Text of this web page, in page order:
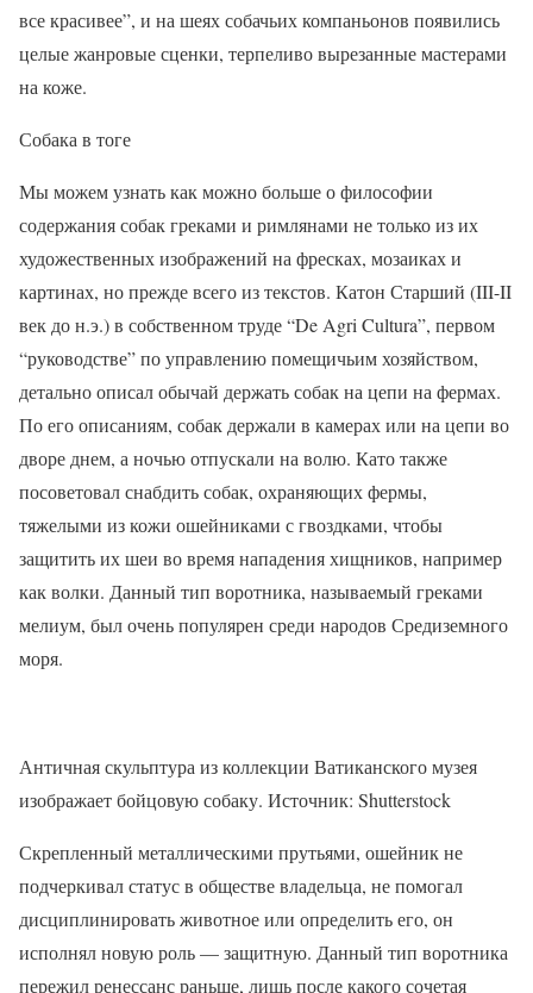
все красивее”, и на шеях собачьих компаньонов появились
целые жанровые сценки, терпеливо вырезанные мастерами
на коже.
Собака в тоге
Мы можем узнать как можно больше о философии
содержания собак греками и римлянами не только из их
художественных изображений на фресках, мозаиках и
картинах, но прежде всего из текстов. Катон Старший (III-II
век до н.э.) в собственном труде “De Agri Cultura”, первом
“руководстве” по управлению помещичьим хозяйством,
детально описал обычай держать собак на цепи на фермах.
По его описаниям, собак держали в камерах или на цепи во
дворе днем, а ночью отпускали на волю. Като также
посоветовал снабдить собак, охраняющих фермы,
тяжелыми из кожи ошейниками с гвоздками, чтобы
защитить их шеи во время нападения хищников, например
как волки. Данный тип воротника, называемый греками
мелиум, был очень популярен среди народов Средиземного
моря.
Античная скульптура из коллекции Ватиканского музея
изображает бойцовую собаку. Источник: Shutterstock
Скрепленный металлическими прутьями, ошейник не
подчеркивал статус в обществе владельца, не помогал
дисциплинировать животное или определить его, он
исполнял новую роль — защитную. Данный тип воротника
пережил ренессанс раньше, лишь после какого сочетая